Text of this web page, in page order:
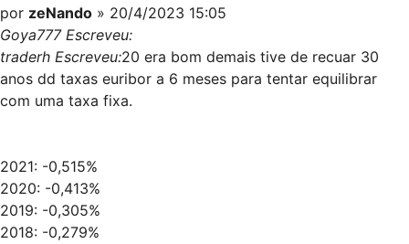
por zeNando » 20/4/2023 15:05
Goya777 Escreveu:
traderh Escreveu:20 era bom demais tive de recuar 30
anos dd taxas euribor a 6 meses para tentar equilibrar
com uma taxa fixa.
2021: -0,515%
2020: -0,413%
2019: -0,305%
2018: -0,279%